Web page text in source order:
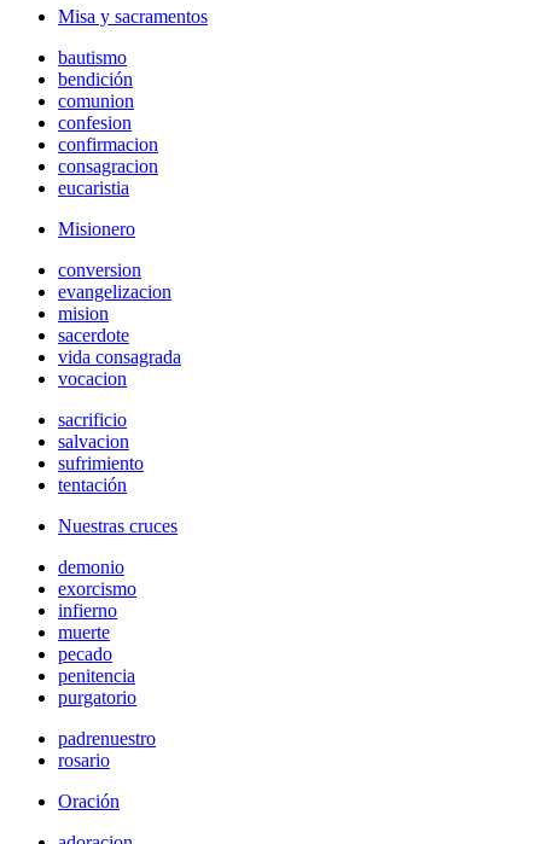
Misa y sacramentos
bautismo
bendición
comunion
confesion
confirmacion
consagracion
eucaristia
Misionero
conversion
evangelizacion
mision
sacerdote
vida consagrada
vocacion
sacrificio
salvacion
sufrimiento
tentación
Nuestras cruces
demonio
exorcismo
infierno
muerte
pecado
penitencia
purgatorio
padrenuestro
rosario
Oración